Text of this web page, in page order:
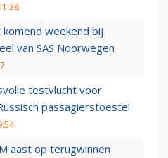
weekend bij
van SAS Noorwegen
testvlucht voor
passagierstoestel
aast op terugwinnen